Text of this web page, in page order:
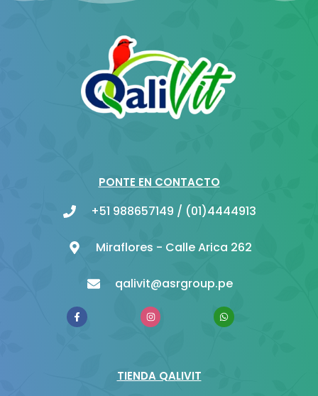
PONTE EN CONTACTO
+51 988657149 / (01)4444913
Miraflores - Calle Arica 262
qalivit@asrgroup.pe
F
a
c
I
n
s
a
m
W
h
a
TIENDA QALIVIT